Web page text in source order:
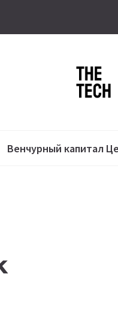
Венчурный капитал